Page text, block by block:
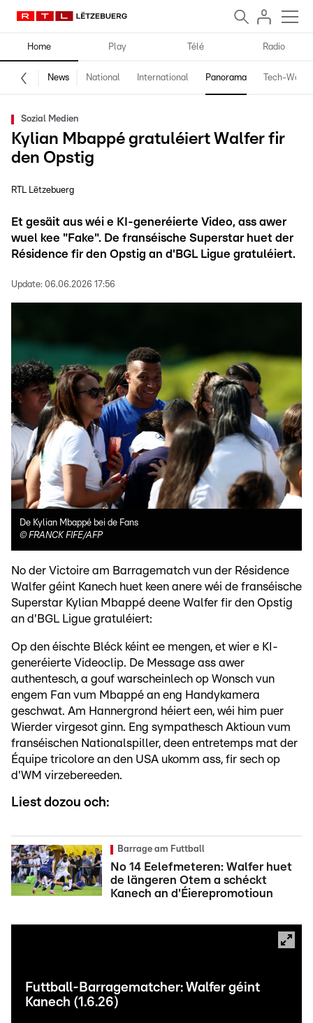
Home Play Télé Radio
News National International Panorama Tech-World
Sozial Medien
Kylian Mbappé gratuléiert Walfer fir
den Opstig
RTL Lëtzebuerg
Et gesäit aus wéi e KI-generéierte Video, ass awer
wuel kee "Fake". De franséische Superstar huet der
Résidence fir den Opstig an d'BGL Ligue gratuléiert.
Update: 06.06.2026 17:56
De Kylian Mbappé bei de Fans
© FRANCK FIFE/AFP
No der Victoire am Barragematch vun der Résidence
Walfer géint Kanech huet keen anere wéi de franséische
Superstar Kylian Mbappé deene Walfer fir den Opstig
an d'BGL Ligue gratuléiert:
Op den éischte Bléck kéint ee mengen, et wier e KI-
generéierte Videoclip. De Message ass awer
authentesch, a gouf warscheinlech op Wonsch vun
engem Fan vum Mbappé an eng Handykamera
geschwat. Am Hannergrond héiert een, wéi him puer
Wierder virgesot ginn. Eng sympathesch Aktioun vum
franséischen Nationalspiller, deen entretemps mat der
Équipe tricolore an den USA ukomm ass, fir sech op
d'WM virzebereeden.
Liest dozou och:
Barrage am Futtball
No 14 Eelefmeteren: Walfer huet
de längeren Otem a schéckt
Kanech an d'Éierepromotioun
Futtball-Barragematcher: Walfer géint
Kanech (1.6.26)